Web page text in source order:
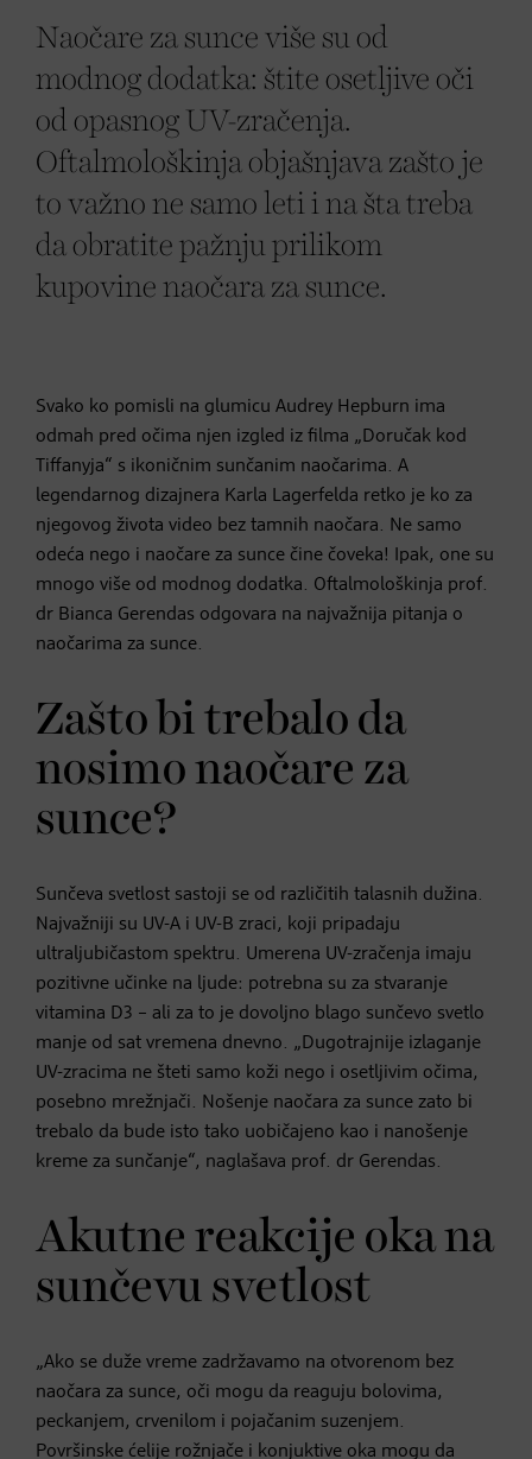
Naočare za sunce više su od
modnog dodatka: štite osetljive oči
od opasnog UV-zračenja.
Oftalmološkinja objašnjava zašto je
to važno ne samo leti i na šta treba
da obratite pažnju prilikom
kupovine naočara za sunce.
Svako ko pomisli na glumicu Audrey Hepburn ima
odmah pred očima njen izgled iz filma „Doručak kod
Tiffanyja“ s ikoničnim sunčanim naočarima. A
legendarnog dizajnera Karla Lagerfelda retko je ko za
njegovog života video bez tamnih naočara. Ne samo
odeća nego i naočare za sunce čine čoveka! Ipak, one su
mnogo više od modnog dodatka. Oftalmološkinja prof.
dr Bianca Gerendas odgovara na najvažnija pitanja o
naočarima za sunce.
Zašto bi trebalo da
nosimo naočare za
sunce?
Sunčeva svetlost sastoji se od različitih talasnih dužina.
Najvažniji su UV-A i UV-B zraci, koji pripadaju
ultraljubičastom spektru. Umerena UV-zračenja imaju
pozitivne učinke na ljude: potrebna su za stvaranje
vitamina D3 – ali za to je dovoljno blago sunčevo svetlo
manje od sat vremena dnevno. „Dugotrajnije izlaganje
UV-zracima ne šteti samo koži nego i osetljivim očima,
posebno mrežnjači. Nošenje naočara za sunce zato bi
trebalo da bude isto tako uobičajeno kao i nanošenje
kreme za sunčanje“, naglašava prof. dr Gerendas.
Akutne reakcije oka na
sunčevu svetlost
„Ako se duže vreme zadržavamo na otvorenom bez
naočara za sunce, oči mogu da reaguju bolovima,
peckanjem, crvenilom i pojačanim suzenjem.
Površinske ćelije rožnjače i konjuktive oka mogu da